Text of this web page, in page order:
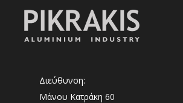
Διεύθυνση:
Μάνου Κατράκη 60